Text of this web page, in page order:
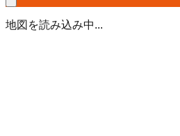
地図を読み込み中...